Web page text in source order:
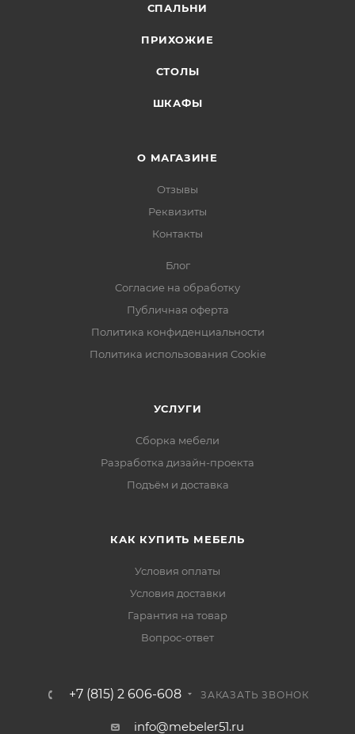
СПАЛЬНИ
ПРИХОЖИЕ
СТОЛЫ
ШКАФЫ
О МАГАЗИНЕ
Отзывы
Реквизиты
Контакты
Блог
Согласие на обработку
Публичная оферта
Политика конфиденциальности
Политика использования Cookie
УСЛУГИ
Сборка мебели
Разработка дизайн-проекта
Подъём и доставка
КАК КУПИТЬ МЕБЕЛЬ
Условия оплаты
Условия доставки
Гарантия на товар
Вопрос-ответ
+7 (815) 2 606-608 ЗАКАЗАТЬ ЗВОНОК
info@mebeler51.ru